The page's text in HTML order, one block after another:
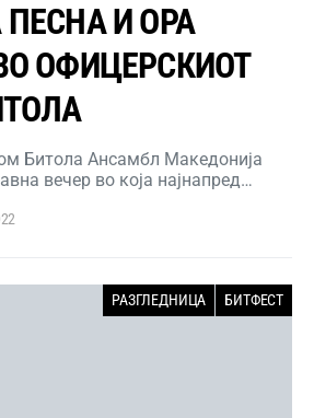
И ОРА
ОФИЦЕРСКИОТ
Битола Ансамбл Македонија
вечер во која најнапред…
РАЗГЛЕДНИЦА БИТФЕСТ